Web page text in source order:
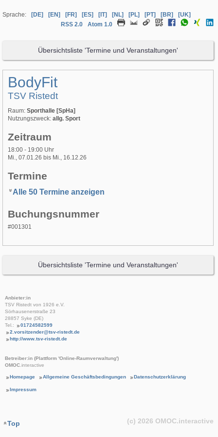
Sprache: [DE] [EN] [FR] [ES] [IT] [NL] [PL] [PT] [BR]
[UK]
RSS 2.0
Atom 1.0
Übersichtsliste 'Termine und Veranstaltungen'
BodyFit
TSV Ristedt
Raum: Sporthalle [SpHa]
Nutzungszweck: allg. Sport
Zeitraum
18:00 - 19:00 Uhr
Mi., 07.01.26 bis Mi., 16.12.26
Termine
Alle 50 Termine anzeigen
Buchungsnummer
#001301
Übersichtsliste 'Termine und Veranstaltungen'
Anbieter:in
TSV Ristedt von 1926 e.V.
Sörhausenerstraße 23
28857 Syke (DE)
Tel.:
01724582599
2.vorsitzender@tsv-ristedt.de
http://www.tsv-ristedt.de
Betreiber:in (Plattform 'Online-Raumverwaltung')
OMOC.interactive
Homepage Allgemeine Geschäftsbedingungen Datenschutzerklärung
Impressum
Top (c) 2026 OMOC.interactive